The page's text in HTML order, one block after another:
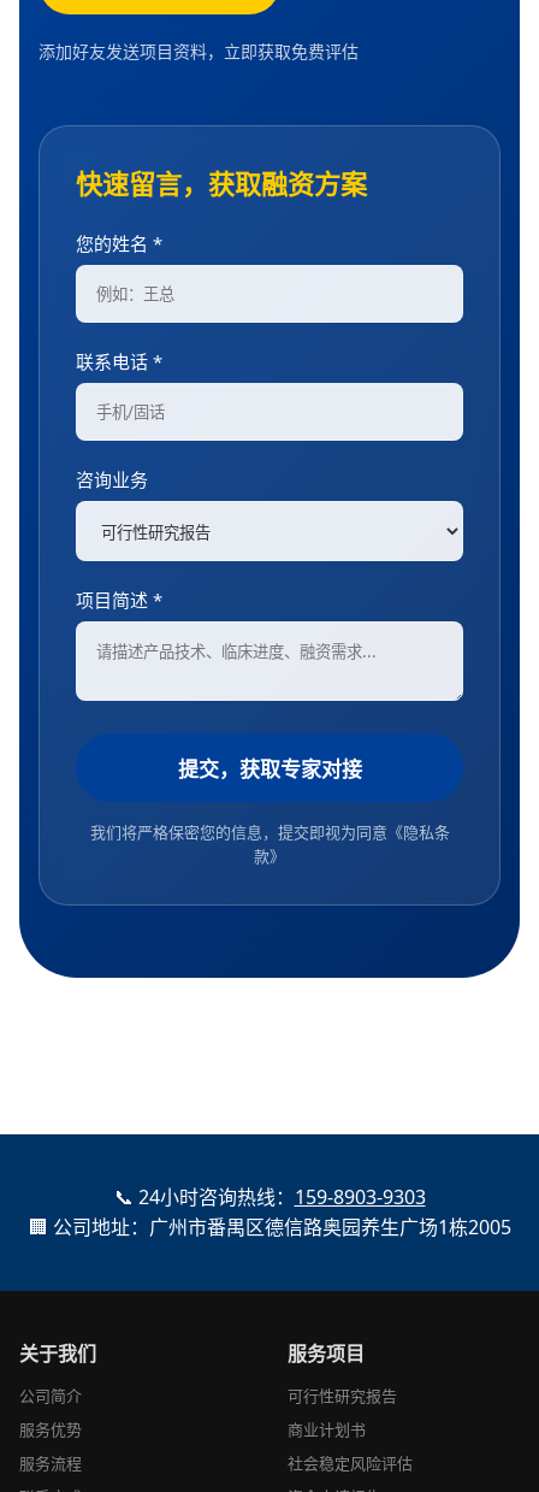
添加好友发送项目资料，立即获取免费评估
快速留言，获取融资方案
您的姓名 *
联系电话 *
咨询业务
项目简述 *
提交，获取专家对接
我们将严格保密您的信息，提交即视为同意 《隐私条
款》
📞 24小时咨询热线： 159-8903-9303
🏢 公司地址：广州市番禺区德信路奥园养生广场1栋2005
关于我们
公司简介
服务优势
服务流程
服务项目
可行性研究报告
商业计划书
社会稳定风险评估